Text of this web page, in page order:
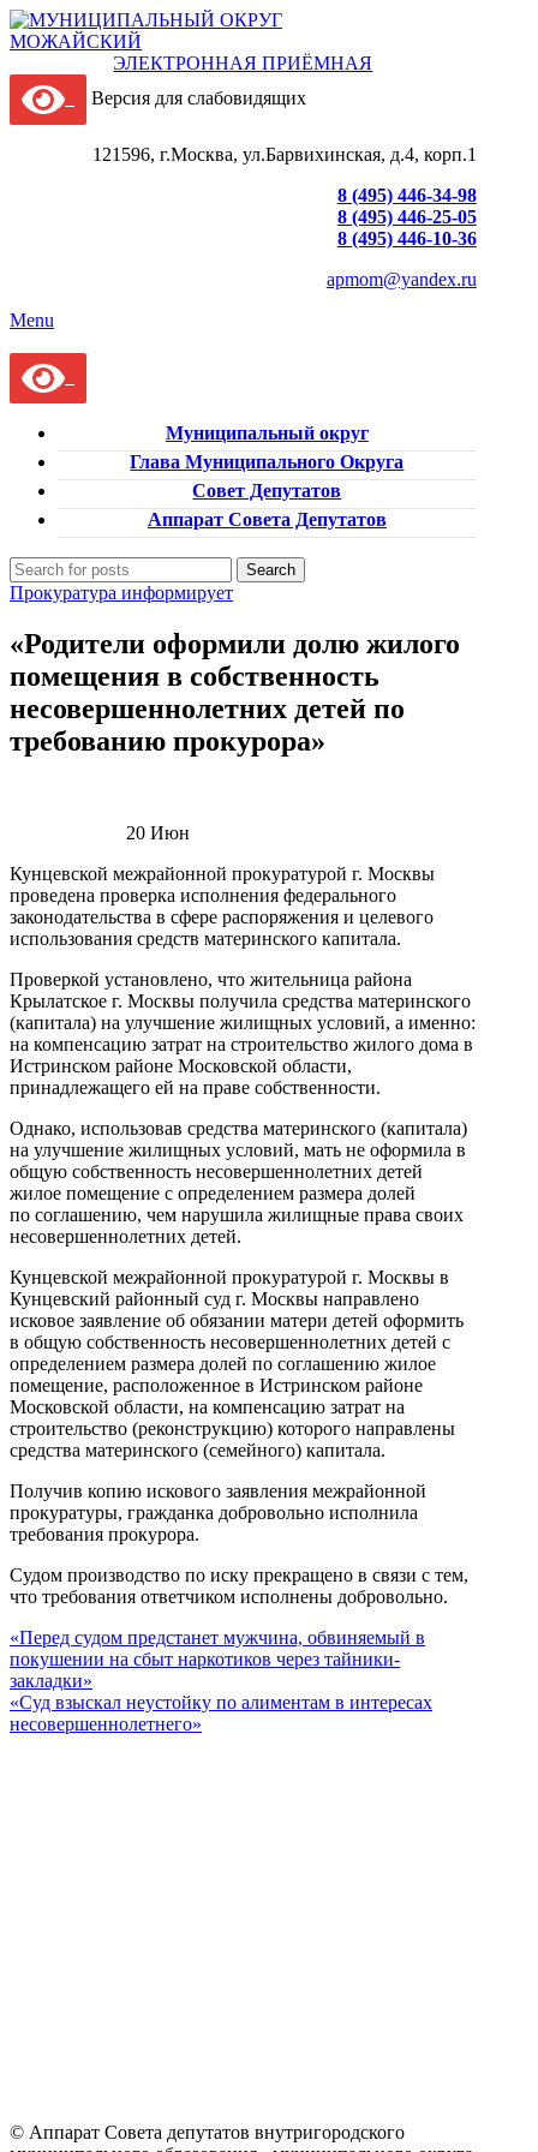
ЭЛЕКТРОННАЯ ПРИЁМНАЯ
Версия для слабовидящих
121596, г.Москва, ул.Барвихинская, д.4, корп.1
8 (495) 446-34-98
8 (495) 446-25-05
8 (495) 446-10-36
apmom@yandex.ru
Menu
Муниципальный округ
Глава Муниципального Округа
Совет Депутатов
Аппарат Совета Депутатов
Search
Прокуратура информирует
«Родители оформили долю жилого
помещения в собственность
несовершеннолетних детей по
требованию прокурора»
20Июн
Кунцевской межрайонной прокуратурой г. Москвы
проведена проверка исполнения федерального
законодательства в сфере распоряжения и целевого
использования средств материнского капитала.
Проверкой установлено, что жительница района
Крылатское г. Москвы получила средства материнского
(капитала) на улучшение жилищных условий, а именно:
на компенсацию затрат на строительство жилого дома в
Истринском районе Московской области,
принадлежащего ей на праве собственности.
Однако, использовав средства материнского (капитала)
на улучшение жилищных условий, мать не оформила в
общую собственность несовершеннолетних детей
жилое помещение с определением размера долей
по соглашению, чем нарушила жилищные права своих
несовершеннолетних детей.
Кунцевской межрайонной прокуратурой г. Москвы в
Кунцевский районный суд г. Москвы направлено
исковое заявление об обязании матери детей оформить
в общую собственность несовершеннолетних детей с
определением размера долей по соглашению жилое
помещение, расположенное в Истринском районе
Московской области, на компенсацию затрат на
строительство (реконструкцию) которого направлены
средства материнского (семейного) капитала.
Получив копию искового заявления межрайонной
прокуратуры, гражданка добровольно исполнила
требования прокурора.
Судом производство по иску прекращено в связи с тем,
что требования ответчиком исполнены добровольно.
«Перед судом предстанет мужчина, обвиняемый в
покушении на сбыт наркотиков через тайники-
закладки»
«Суд взыскал неустойку по алиментам в интересах
несовершеннолетнего»
© Аппарат Совета депутатов внутригородского